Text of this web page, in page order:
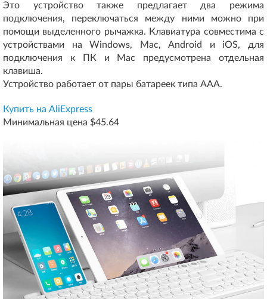
Это устройство также предлагает два режима
подключения, переключаться между ними можно при
помощи выделенного рычажка. Клавиатура совместима с
устройствами на Windows, Mac, Android и iOS, для
подключения к ПК и Mac предусмотрена отдельная
клавиша.
Устройство работает от пары батареек типа AAA.
Купить на AliExpress
Минимальная цена $45.64